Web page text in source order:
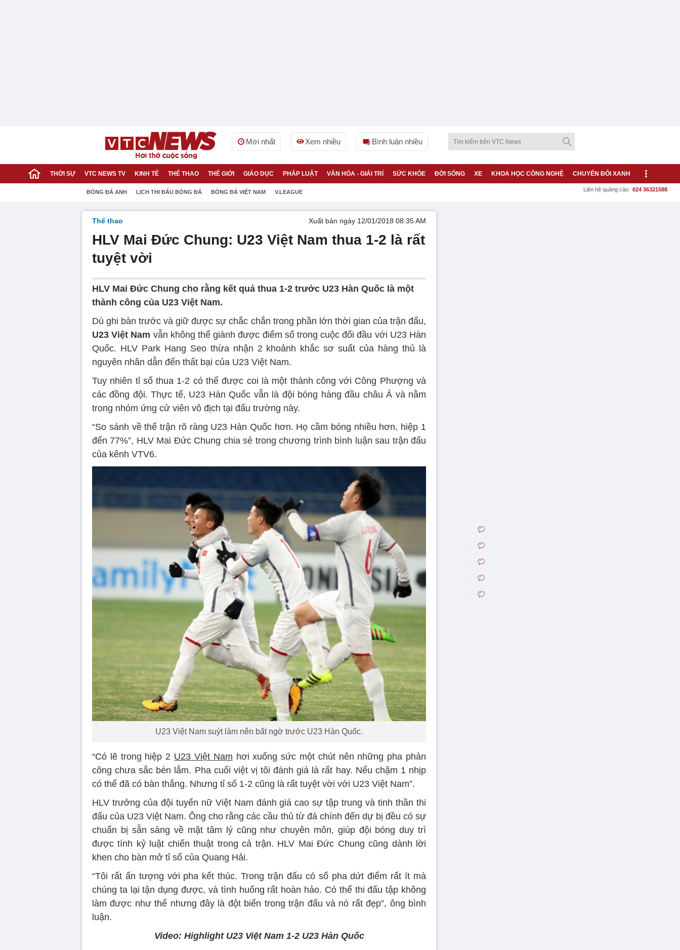
Mới nhất Xem nhiều Bình luận nhiều
THỜI SỰ VTC NEWS TV KINH TẾ THỂ THAO THẾ GIỚI GIÁO DỤC PHÁP LUẬT VĂN HÓA - GIẢI TRÍ SỨC KHỎE ĐỜI SỐNG XE KHOA HỌC CÔNG NGHỆ CHUYỂN ĐỔI XANH
BÓNG ĐÁ ANH LỊCH THI ĐẤU BÓNG ĐÁ BÓNG ĐÁ VIỆT NAM V.LEAGUE Liên hệ quảng cáo: 024 36321588
Thể thao Xuất bản ngày 12/01/2018 08:35 AM
HLV Mai Đức Chung: U23 Việt Nam thua 1-2 là rất
tuyệt vời
HLV Mai Đức Chung cho rằng kết quả thua 1-2 trước U23 Hàn Quốc là một
thành công của U23 Việt Nam.
Dù ghi bàn trước và giữ được sự chắc chắn trong phần lớn thời gian của trận đấu,
U23 Việt Nam vẫn không thể giành được điểm số trong cuộc đối đầu với U23 Hàn
Quốc. HLV Park Hang Seo thừa nhận 2 khoảnh khắc sơ suất của hàng thủ là
nguyên nhân dẫn đến thất bại của U23 Việt Nam.
Tuy nhiên tỉ số thua 1-2 có thể được coi là một thành công với Công Phượng và
các đồng đội. Thực tế, U23 Hàn Quốc vẫn là đội bóng hàng đầu châu Á và nằm
trong nhóm ứng cử viên vô địch tại đấu trường này.
“So sánh về thế trận rõ ràng U23 Hàn Quốc hơn. Họ cầm bóng nhiều hơn, hiệp 1
đến 77%”, HLV Mai Đức Chung chia sẻ trong chương trình bình luận sau trận đấu
của kênh VTV6.
U23 Việt Nam suýt làm nên bất ngờ trước U23 Hàn Quốc.
“Có lẽ trong hiệp 2 U23 Việt Nam hơi xuống sức một chút nên những pha phản
công chưa sắc bén lắm. Pha cuối việt vị tôi đánh giá là rất hay. Nếu chậm 1 nhịp
có thể đã có bàn thắng. Nhưng tỉ số 1-2 cũng là rất tuyệt vời với U23 Việt Nam”.
HLV trưởng của đội tuyển nữ Việt Nam đánh giá cao sự tập trung và tinh thần thi
đấu của U23 Việt Nam. Ông cho rằng các cầu thủ từ đá chính đến dự bị đều có sự
chuẩn bị sẵn sàng về mặt tâm lý cũng như chuyên môn, giúp đội bóng duy trì
được tính kỷ luật chiến thuật trong cả trận. HLV Mai Đức Chung cũng dành lời
khen cho bàn mở tỉ số của Quang Hải.
“Tôi rất ấn tượng với pha kết thúc. Trong trận đấu có số pha dứt điểm rất ít mà
chúng ta lại tận dụng được, và tình huống rất hoàn hảo. Có thể thi đấu tập không
làm được như thế nhưng đây là đột biến trong trận đấu và nó rất đẹp”, ông bình
luận.
Video: Highlight U23 Việt Nam 1-2 U23 Hàn Quốc